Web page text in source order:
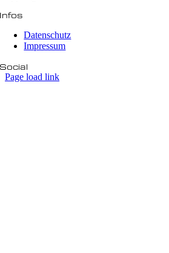
Infos
Datenschutz
Impressum
Social
Page load link